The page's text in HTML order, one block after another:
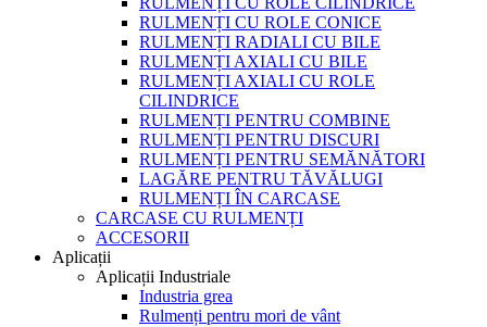
RULMENȚI CU ROLE CONICE
RULMENȚI RADIALI CU BILE
RULMENȚI AXIALI CU BILE
RULMENȚI AXIALI CU ROLE
CILINDRICE
RULMENȚI PENTRU COMBINE
RULMENȚI PENTRU DISCURI
RULMENȚI PENTRU SEMĂNĂTORI
LAGĂRE PENTRU TĂVĂLUGI
RULMENȚI ÎN CARCASE
CARCASE CU RULMENȚI
ACCESORII
Aplicații
Aplicații Industriale
Industria grea
Rulmenți pentru mori de vânt